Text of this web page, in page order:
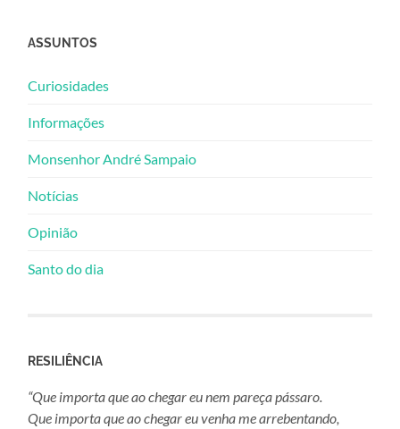
ASSUNTOS
Curiosidades
Informações
Monsenhor André Sampaio
Notícias
Opinião
Santo do dia
RESILIÊNCIA
“Que importa que ao chegar eu nem pareça pássaro.
Que importa que ao chegar eu venha me arrebentando,